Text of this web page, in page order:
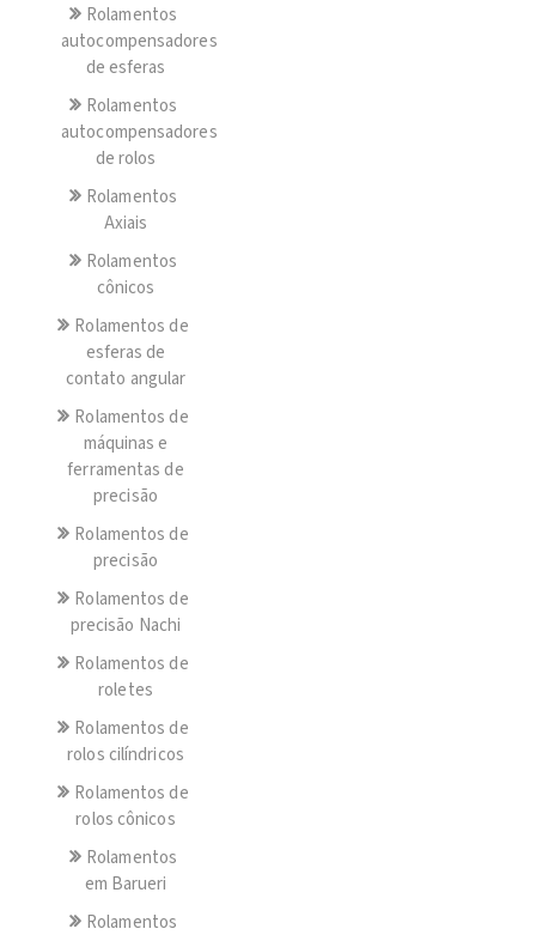
Rolamentos
autocompensadores
de esferas
Rolamentos
autocompensadores
de rolos
Rolamentos
Axiais
Rolamentos
cônicos
Rolamentos de
esferas de
contato angular
Rolamentos de
máquinas e
ferramentas de
precisão
Rolamentos de
precisão
Rolamentos de
precisão Nachi
Rolamentos de
roletes
Rolamentos de
rolos cilíndricos
Rolamentos de
rolos cônicos
Rolamentos
em Barueri
Rolamentos